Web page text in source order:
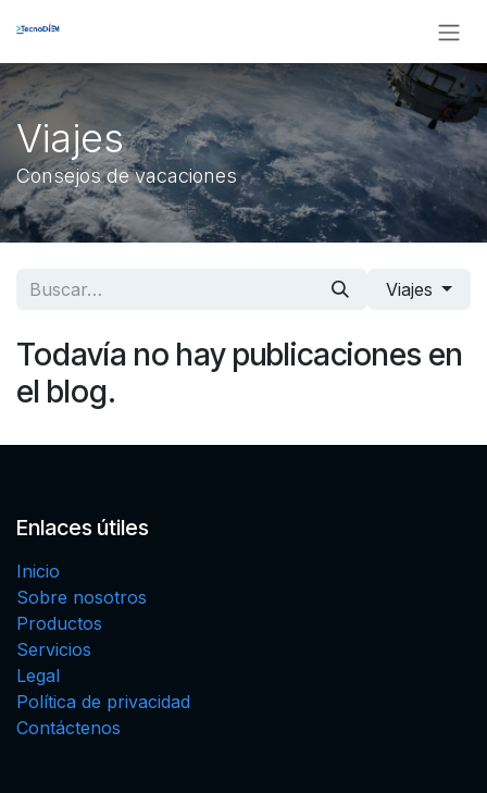
Viajes
Consejos de vacaciones
Viajes
Todavía no hay publicaciones en
el blog.
Enlaces útiles
Inicio
Sobre nosotros
Productos
Servicios
Legal
Política de privacidad
Contáctenos